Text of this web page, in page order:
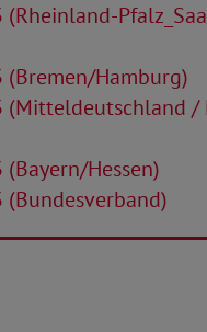
(Bremen/Hamburg)
(Mitteldeutschland
Hessen)
(Bundesverband)